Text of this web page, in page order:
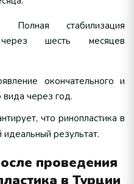
Полная стабилизация
шесть месяцев
окончательного и
вида через год.
что ринопластика в
результат.
проведения
в Турции